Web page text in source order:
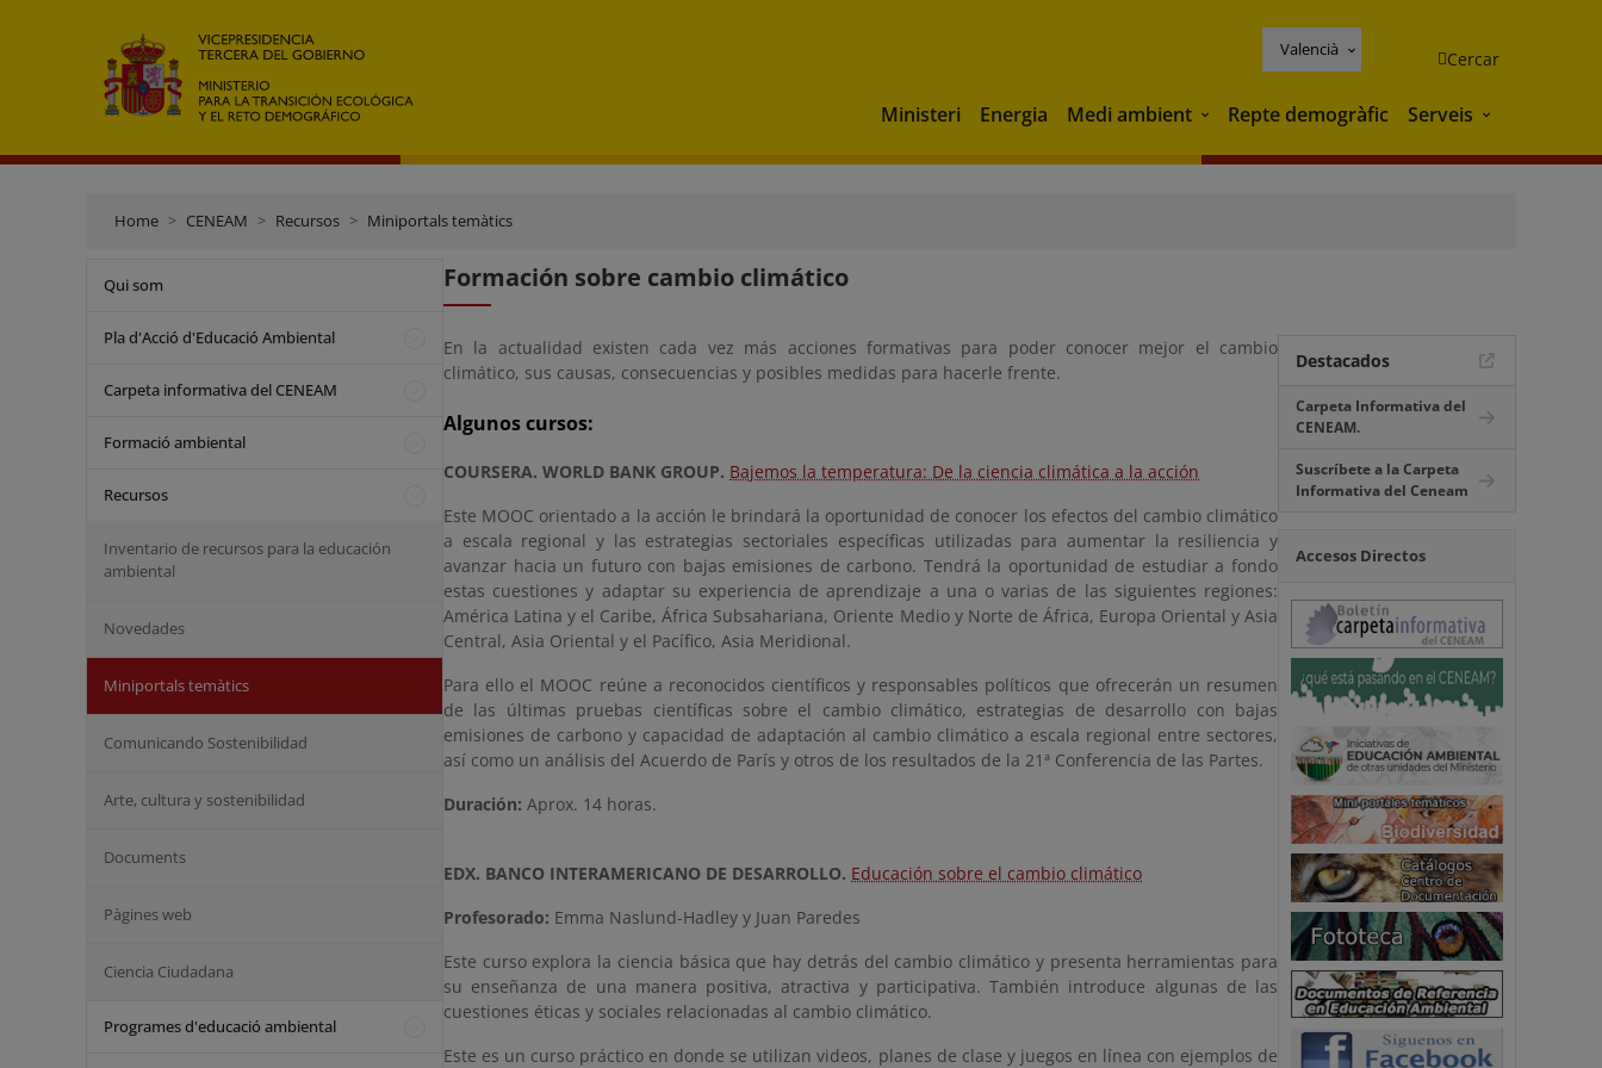
Valencià Cercar
Ministeri Energia Medi ambient Medi ambient
Repte demogràfic Serveis Serveis
Home CENEAM Recursos Miniportals temàtics
Qui som
Pla d'Acció d'Educació Ambiental
Carpeta informativa del CENEAM
Formació ambiental
Recursos
Inventario de recursos para la educación
ambiental
Novedades
Miniportals temàtics
Comunicando Sostenibilidad
Arte, cultura y sostenibilidad
Documents
Pàgines web
Ciencia Ciudadana
Programes d'educació ambiental
Formación sobre cambio climático
En la actualidad existen cada vez más acciones formativas para poder conocer mejor el cambio
climático, sus causas, consecuencias y posibles medidas para hacerle frente.
Algunos cursos:
COURSERA. WORLD BANK GROUP. Bajemos la temperatura: De la ciencia climática a la acción
Este MOOC orientado a la acción le brindará la oportunidad de conocer los efectos del cambio climático
a escala regional y las estrategias sectoriales específicas utilizadas para aumentar la resiliencia y
avanzar hacia un futuro con bajas emisiones de carbono. Tendrá la oportunidad de estudiar a fondo
estas cuestiones y adaptar su experiencia de aprendizaje a una o varias de las siguientes regiones:
América Latina y el Caribe, África Subsahariana, Oriente Medio y Norte de África, Europa Oriental y Asia
Central, Asia Oriental y el Pacífico, Asia Meridional.
Para ello el MOOC reúne a reconocidos científicos y responsables políticos que ofrecerán un resumen
de las últimas pruebas científicas sobre el cambio climático, estrategias de desarrollo con bajas
emisiones de carbono y capacidad de adaptación al cambio climático a escala regional entre sectores,
así como un análisis del Acuerdo de París y otros de los resultados de la 21ª Conferencia de las Partes.
Duración: Aprox. 14 horas.
EDX. BANCO INTERAMERICANO DE DESARROLLO. Educación sobre el cambio climático
Profesorado: Emma Naslund-Hadley y Juan Paredes
Este curso explora la ciencia básica que hay detrás del cambio climático y presenta herramientas para
su enseñanza de una manera positiva, atractiva y participativa. También introduce algunas de las
cuestiones éticas y sociales relacionadas al cambio climático.
Este es un curso práctico en donde se utilizan videos, planes de clase y juegos en línea con ejemplos de
Destacados
Carpeta Informativa del
CENEAM.
Suscríbete a la Carpeta
Informativa del Ceneam
Accesos Directos